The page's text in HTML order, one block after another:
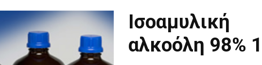
Ισοαμυλική
αλκοόλη 98%